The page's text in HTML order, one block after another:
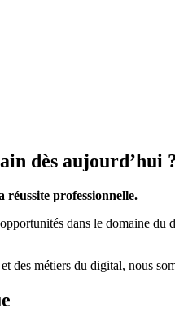
dès
réussite professionnelle.
dans le domaine
métiers du digital, nous